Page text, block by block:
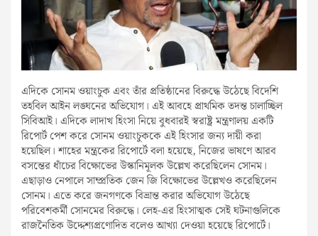
এদিকে সোনম ওয়াংচুক এবং তাঁর প্রতিষ্ঠানের বিরুদ্ধে উঠেছে বিদেশি
তহবিল আইন লঙ্ঘনের অভিযোগ। এই আবহে প্রাথমিক তদন্ত চালাচ্ছিল
সিবিআই। এদিকে লাদাখ হিংসা নিয়ে বুধবারই স্বরাষ্ট্র মন্ত্রণালয় একটি
রিপোর্ট পেশ করে সোনম ওয়াংচুককে এই হিংসার জন্য দায়ী করা
হয়েছিল। শাহের মন্ত্রকের রিপোর্টে বলা হয়েছে, নিজের ভাষণে আরব
বসন্তের ধাঁচের বিক্ষোভের উস্কানিমূলক উল্লেখ করেছিলেন সোনম।
এছাড়াও নেপালে সাম্প্রতিক জেন জি বিক্ষোভের উল্লেখও করেছিলেন
সোনম। এতে করে জনগণকে বিভ্রান্ত করার অভিযোগ উঠেছে
পরিবেশকর্মী সোনমের বিরুদ্ধে। লেহ-এর হিংসাত্মক সেই ঘটনাগুলিকে
রাজনৈতিক উদ্দেশ্যপ্রণোদিত বলেও আখ্যা দেওয়া হয়েছে রিপোর্টে।